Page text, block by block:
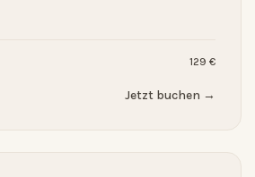
129 €
Jetzt buchen →